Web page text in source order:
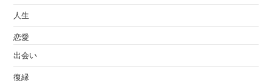
人生
恋愛
出会い
復縁